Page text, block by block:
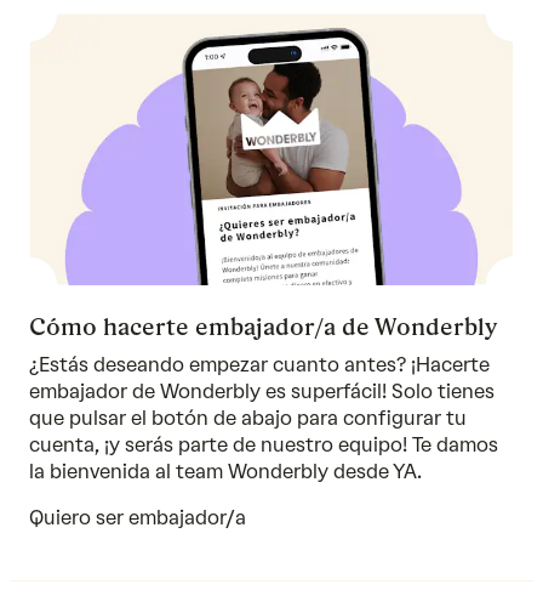
Cómo hacerte embajador/a de Wonderbly
¿Estás deseando empezar cuanto antes? ¡Hacerte
embajador de Wonderbly es superfácil! Solo tienes
que pulsar el botón de abajo para configurar tu
cuenta, ¡y serás parte de nuestro equipo! Te damos
la bienvenida al team Wonderbly desde YA.
Quiero ser embajador/a